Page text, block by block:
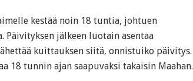
kestää noin 18 tuntia, johtuen
Päivityksen jälkeen luotain asentaa
kuittauksen siitä, onnistuiko päivitys.
18 tunnin ajan saapuvaksi takaisin Maahan.